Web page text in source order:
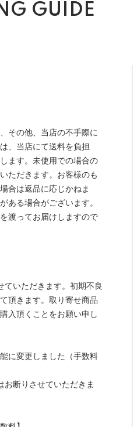
GUIDE
その他、当店の不手際に
、当店にて送料を負担
ます。未使用での場合の
ただきます。お客様のも
合は返品に応じかねま
ある場合がございます。
渡ってお届けしますので
ていただきます。初期不良
頂きます。取り寄せ商品
入頂くことをお願い申し
に変更しました（手数料
お断りさせていただきま